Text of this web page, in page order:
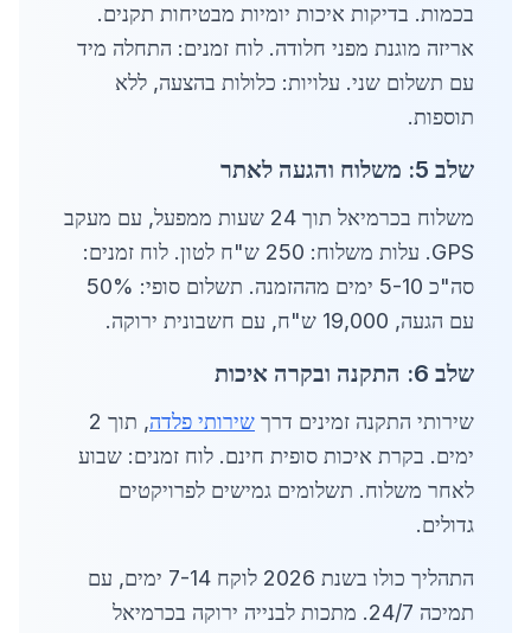
בכמות. בדיקות איכות יומיות מבטיחות תקנים.
אריזה מוגנת מפני חלודה. לוח זמנים: התחלה מיד
עם תשלום שני. עלויות: כלולות בהצעה, ללא
תוספות.
שלב 5: משלוח והגעה לאתר
משלוח בכרמיאל תוך 24 שעות ממפעל, עם מעקב
GPS. עלות משלוח: 250 ש"ח לטון. לוח זמנים:
סה"כ 5-10 ימים מההזמנה. תשלום סופי: 50%
עם הגעה, 19,000 ש"ח, עם חשבונית ירוקה.
שלב 6: התקנה ובקרה איכות
שירותי התקנה זמינים דרך שירותי פלדה
, תוך 2
ימים. בקרת איכות סופית חינם. לוח זמנים: שבוע
לאחר משלוח. תשלומים גמישים לפרויקטים
גדולים.
התהליך כולו בשנת 2026 לוקח 7-14 ימים, עם
תמיכה 24/7. מתכות לבנייה ירוקה בכרמיאל